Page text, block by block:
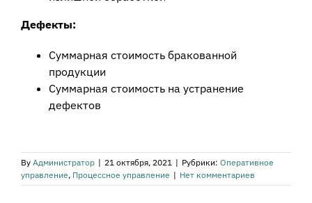
Дефекты:
Суммарная стоимость бракованной
продукции
Суммарная стоимость на устранение
дефектов
By Администратор | 21 октября, 2021 | Рубрики: Оперативное
управление, Процессное управление | Нет комментариев